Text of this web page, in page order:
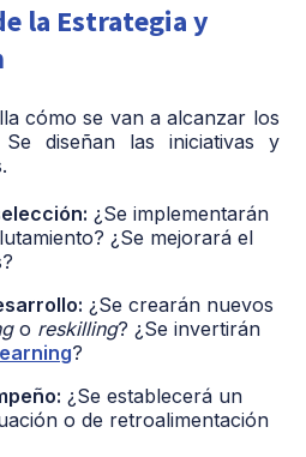
la Estrategia y
cómo se van a alcanzar los
diseñan las iniciativas y
¿Se implementarán
¿Se mejorará el
¿Se crearán nuevos
o reskilling? ¿Se invertirán
?
¿Se establecerá un
o de retroalimentación